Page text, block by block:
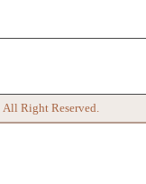
All Right Reserved.